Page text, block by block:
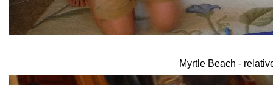
Myrtle Beach -